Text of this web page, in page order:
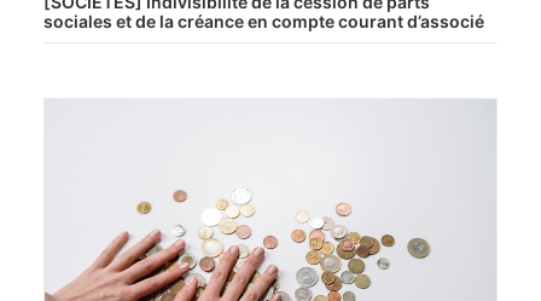
sociales et de la créance en compte courant d’associé